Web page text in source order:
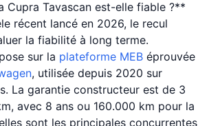
Cupra Tavascan est-elle fiable ?**
récent lancé en 2026, le recul
la fiabilité à long terme.
sur la plateforme MEB éprouvée
, utilisée depuis 2020 sur
La garantie constructeur est de 3
avec 8 ans ou 160.000 km pour la
sont les principales concurrentes